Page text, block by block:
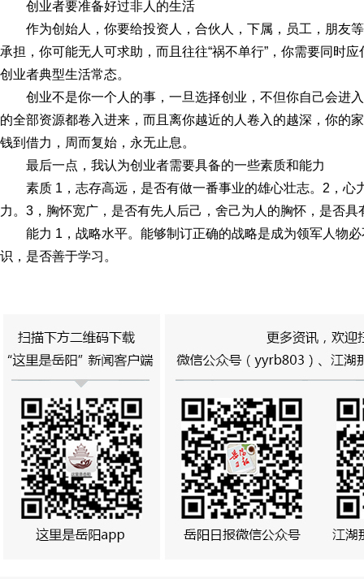
创业者要准备好过非人的生活
作为创始人，你要给投资人，合伙人，下属，员工，朋友
承担，你可能无人可求助，而且往往“祸不单行”，你需要同时
创业者典型生活常态。
创业不是你一个人的事，一旦选择创业，不但你自己会进
的全部资源都卷入进来，而且离你越近的人卷入的越深，你的
钱到借力，周而复始，永无止息。
最后一点，我认为创业者需要具备的一些素质和能力
素质 1，志存高远，是否有做一番事业的雄心壮志。2，
力。3，胸怀宽广，是否有先人后己，舍己为人的胸怀，是否
能力 1，战略水平。能够制订正确的战略是成为领军人物
识，是否善于学习。